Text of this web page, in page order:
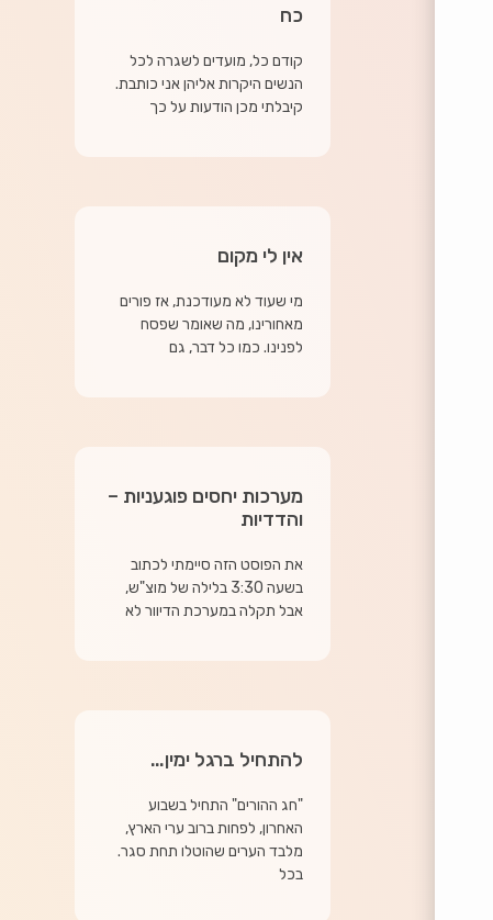
כח
קודם כל, מועדים לשגרה לכל
הנשים היקרות אליהן אני כותבת.
קיבלתי מכן הודעות על כך
אין לי מקום
מי שעוד לא מעודכנת, אז פורים
מאחורינו, מה שאומר שפסח
לפנינו. כמו כל דבר, גם
מערכות יחסים פוגעניות –
והדדיות
את הפוסט הזה סיימתי לכתוב
בשעה 3:30 בלילה של מוצ"ש,
אבל תקלה במערכת הדיוור לא
להתחיל ברגל ימין…
"חג ההורים" התחיל בשבוע
האחרון, לפחות ברוב ערי הארץ,
מלבד הערים שהוטלו תחת סגר.
בכל